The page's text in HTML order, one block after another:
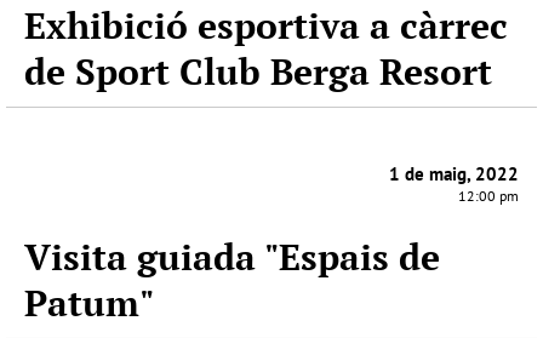
Exhibició esportiva a càrrec
de Sport Club Berga Resort
1 de maig, 2022
12:00 pm
Visita guiada "Espais de
Patum"